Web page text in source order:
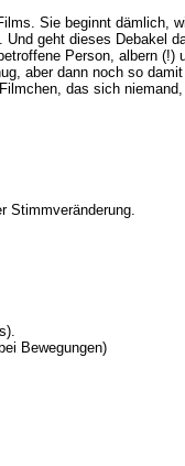
Sie beginnt dämlich,
geht dieses
Person, albern
aber dann noch so
das sich
Stimmveränderung.
Bewegungen)